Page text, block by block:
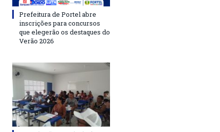
Prefeitura de Portel abre
inscrições para concursos
que elegerão os destaques do
Verão 2026